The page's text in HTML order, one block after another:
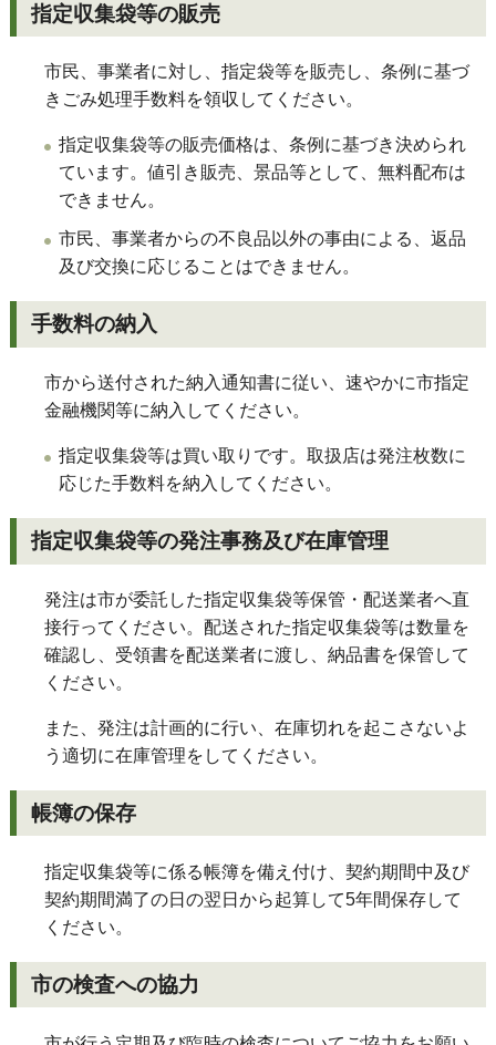
指定収集袋等の販売
市民、事業者に対し、指定袋等を販売し、条例に基づ
きごみ処理手数料を領収してください。
指定収集袋等の販売価格は、条例に基づき決められ
ています。値引き販売、景品等として、無料配布は
できません。
市民、事業者からの不良品以外の事由による、返品
及び交換に応じることはできません。
手数料の納入
市から送付された納入通知書に従い、速やかに市指定
金融機関等に納入してください。
指定収集袋等は買い取りです。取扱店は発注枚数に
応じた手数料を納入してください。
指定収集袋等の発注事務及び在庫管理
発注は市が委託した指定収集袋等保管・配送業者へ直
接行ってください。配送された指定収集袋等は数量を
確認し、受領書を配送業者に渡し、納品書を保管して
ください。
また、発注は計画的に行い、在庫切れを起こさないよ
う適切に在庫管理をしてください。
帳簿の保存
指定収集袋等に係る帳簿を備え付け、契約期間中及び
契約期間満了の日の翌日から起算して5年間保存して
ください。
市の検査への協力